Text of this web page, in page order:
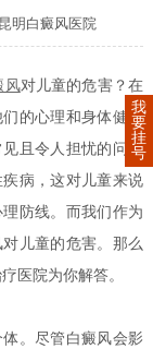
明白癜风医院
风对儿童的危害？在
的心理和身体健康
且令人担忧的问题
病，这对儿童来说
防线。而我们作为
儿童的危害。那么
医院为你解答。
。尽管白癜风会影
我
要
挂
号